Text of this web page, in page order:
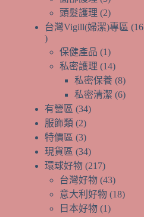
品
個
產
頭髮護理 22
個
品
台灣Vigill(婦潔)專區
16
16
個
產
保健產品 11
個
產
品
私密護理 1414
個
產
私密保養 88
個
私密清潔 66
有營區 3434
品
服飾類 22
個
產
品
特價區 33
個
產
品
現貨區 3434
個
產
品
環球好物 217217
個
產
品
台灣好物 4343
個
意大利好物 1818
日本好物 11